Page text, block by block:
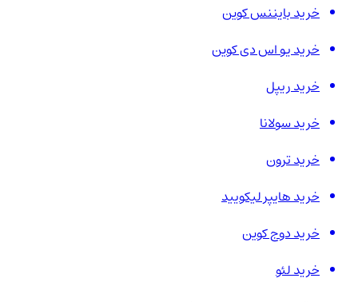
خرید بایننس کوین
خرید یو اس دی کوین
خرید ریپل
خرید سولانا
خرید ترون
خرید هایپر لیکویید
خرید دوج کوین
خرید لئو